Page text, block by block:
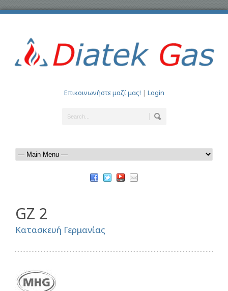
Επικοινωνήστε μαζί μας! | Login
GZ 2
Κατασκευή Γερμανίας